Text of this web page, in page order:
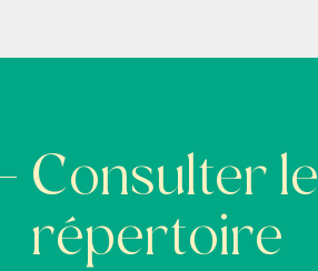
Consulter le
répertoire